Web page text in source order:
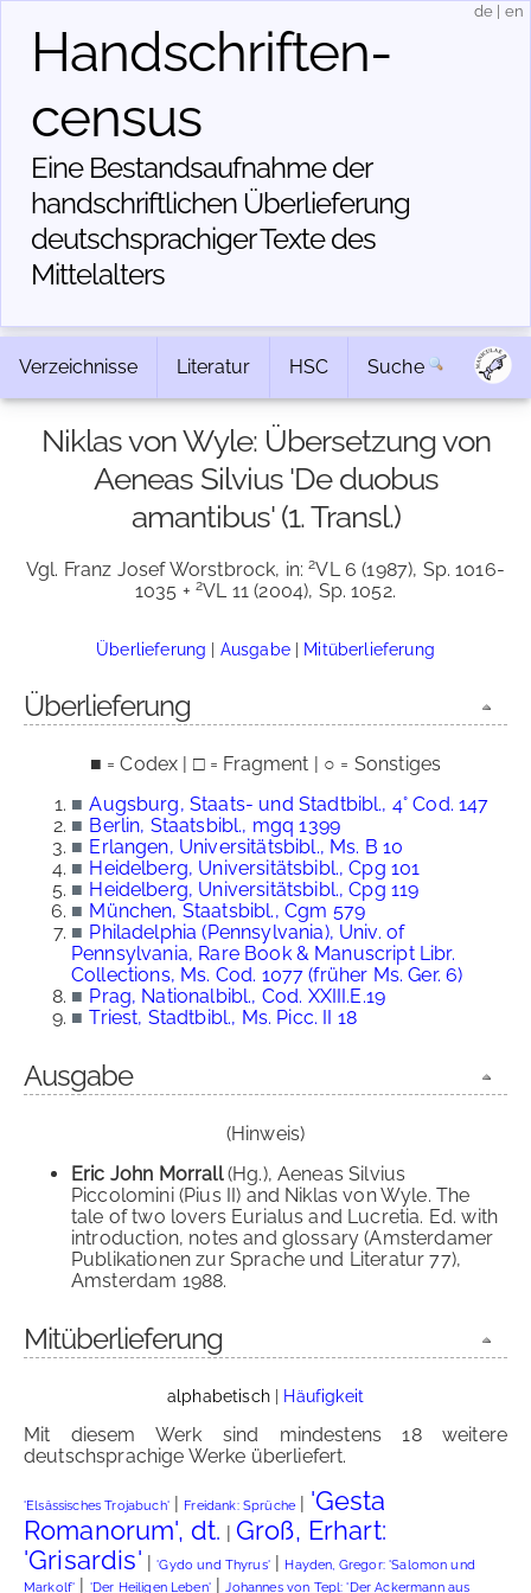
Handschriften­
census
Eine Bestandsaufnahme der
handschriftlichen Über­lieferung
deutschsprachiger Texte des
Mittelalters
de en
Verzeichnisse Literatur HSC Suche
Niklas von Wyle: Übersetzung von
Aeneas Silvius 'De duobus
amantibus' (1. Transl.)
Vgl. Franz Josef Worstbrock, in:2VL 6 (1987), Sp. 1016-
1035 +2VL 11 (2004), Sp. 1052.
Überlieferung | Ausgabe| Mitüberlieferung
Überlieferung
■ = Codex | □ = Fragment | ○ = Sonstiges
■ Augsburg, Staats- und Stadtbibl., 4° Cod. 147
■ Berlin, Staatsbibl., mgq 1399
■ Erlangen, Universitätsbibl., Ms. B 10
■ Heidelberg, Universitätsbibl., Cpg 101
■ Heidelberg, Universitätsbibl., Cpg 119
■ München, Staatsbibl., Cgm 579
■ Philadelphia (Pennsylvania), Univ. of
Pennsylvania, Rare Book & Manuscript Libr.
Collections, Ms. Cod. 1077 (früher Ms. Ger. 6)
■ Prag, Nationalbibl., Cod. XXIII.E.19
■ Triest, Stadtbibl., Ms. Picc. II 18
Ausgabe
(Hinweis)
Eric John Morrall(Hg.), Aeneas Silvius
Piccolomini (Pius II) and Niklas von Wyle. The
tale of two lovers Eurialus and Lucretia. Ed. with
introduction, notes and glossary (Amsterdamer
Publikationen zur Sprache und Literatur 77),
Amsterdam 1988.
Mitüberlieferung
alphabetisch| Häufigkeit
Mit diesem Werk sind mindestens 18 weitere
deutschsprachige Werke überliefert.
'Elsässisches Trojabuch'| Freidank: Sprüche | 'Gesta
Romanorum', dt. | Groß, Erhart:
'Grisardis' |'Gydo und Thyrus'| Hayden, Gregor: 'Salomon und
Markolf' | 'Der Heiligen Leben'|Johannes von Tepl: 'Der Ackermann aus